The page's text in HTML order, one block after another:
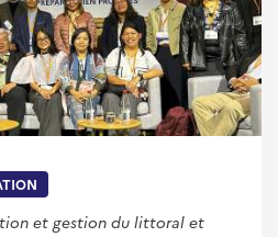
et gestion du littoral et